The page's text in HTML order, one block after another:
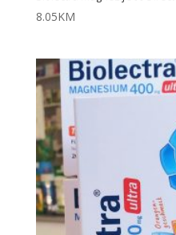
8.05KM